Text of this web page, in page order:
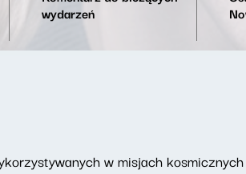
wydarzeń
w misjach kosmicznych